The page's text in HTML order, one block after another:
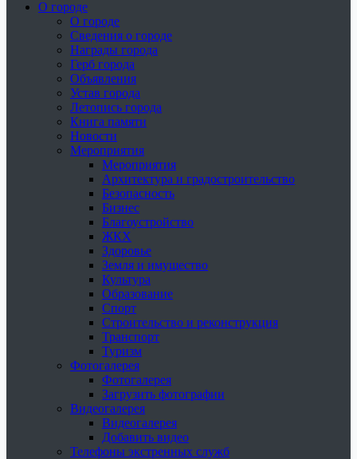
О городе
О городе
Сведения о городе
Награды города
Герб города
Объявления
Устав города
Летопись города
Книга памяти
Новости
Мероприятия
Мероприятия
Архитектура и градостроительство
Безопасность
Бизнес
Благоустройство
ЖКХ
Здоровье
Земля и имущество
Культура
Образование
Спорт
Строительство и реконструкция
Транспорт
Туризм
Фотогалерея
Фотогалерея
Загрузить фотографии
Видеогалерея
Видеогалерея
Добавить видео
Телефоны экстренных служб